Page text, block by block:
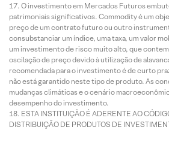
O investimento em Mercados Futuros
patrimoniais significativos. Commodity é um
preço de um contrato futuro ou outro
consubstanciar um índice, uma taxa, um valor
um investimento de risco muito alto, que
oscilação de preço devido à utilização de
recomendada para o investimento é de curto
não está garantido neste tipo de produto. As
mudanças climáticas e o cenário
desempenho do investimento.
ESTA INSTITUIÇÃO É ADERENTE AO
DISTRIBUIÇÃO DE PRODUTOS DE